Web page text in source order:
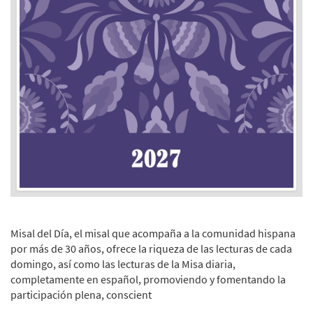
Misal del Día, el misal que acompaña a la comunidad hispana
por más de 30 años, ofrece la riqueza de las lecturas de cada
domingo, así como las lecturas de la Misa diaria,
completamente en español, promoviendo y fomentando la
participación plena, conscient